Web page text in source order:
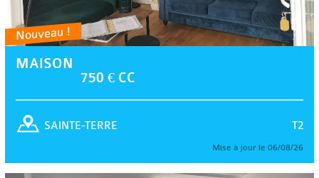
Nouveau !
MAISON
750 € CC
T2
SAINTE-TERRE
Mise à jour le 06/08/26